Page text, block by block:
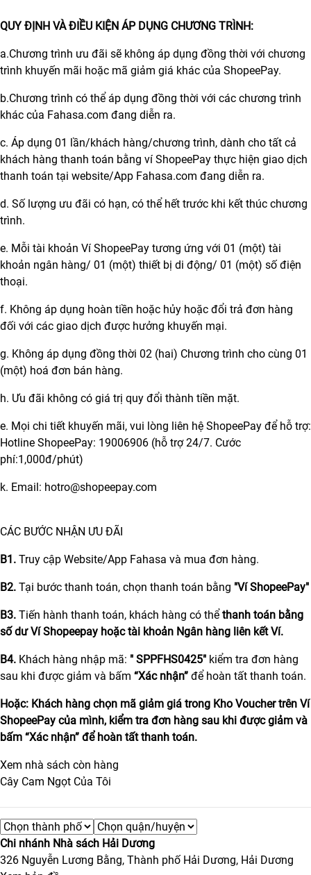
QUY ĐỊNH VÀ ĐIỀU KIỆN ÁP DỤNG CHƯƠNG TRÌNH:
a.Chương trình ưu đãi sẽ không áp dụng đồng thời với chương
trình khuyến mãi hoặc mã giảm giá khác của ShopeePay.
b.Chương trình có thể áp dụng đồng thời với các chương trình
khác của Fahasa.com đang diễn ra.
c. Áp dụng 01 lần/khách hàng/chương trình, dành cho tất cả
khách hàng thanh toán bằng ví ShopeePay thực hiện giao dịch
thanh toán tại website/App Fahasa.com đang diễn ra.
d. Số lượng ưu đãi có hạn, có thể hết trước khi kết thúc chương
trình.
e. Mỗi tài khoản Ví ShopeePay tương ứng với 01 (một) tài
khoản ngân hàng/ 01 (một) thiết bị di động/ 01 (một) số điện
thoại.
f. Không áp dụng hoàn tiền hoặc hủy hoặc đổi trả đơn hàng
đối với các giao dịch được hưởng khuyến mại.
g. Không áp dụng đồng thời 02 (hai) Chương trình cho cùng 01
(một) hoá đơn bán hàng.
h. Ưu đãi không có giá trị quy đổi thành tiền mặt.
e. Mọi chi tiết khuyến mãi, vui lòng liên hệ ShopeePay để hỗ trợ:
Hotline ShopeePay: 19006906 (hỗ trợ 24/7. Cước
phí:1,000đ/phút)
k. Email: hotro@shopeepay.com
CÁC BƯỚC NHẬN ƯU ĐÃI
B1. Truy cập Website/App Fahasa và mua đơn hàng.
B2. Tại bước thanh toán, chọn thanh toán bằng "Ví ShopeePay"
B3. Tiến hành thanh toán, khách hàng có thể thanh toán bằng
số dư Ví Shopeepay hoặc tài khoản Ngân hàng liên kết Ví.
B4. Khách hàng nhập mã: " SPPFHS0425" kiểm tra đơn hàng
sau khi được giảm và bấm “Xác nhận” để hoàn tất thanh toán.
Hoặc: Khách hàng chọn mã giảm giá trong Kho Voucher trên Ví
ShopeePay của mình, kiểm tra đơn hàng sau khi được giảm và
bấm “Xác nhận” để hoàn tất thanh toán.
Xem nhà sách còn hàng
Cây Cam Ngọt Của Tôi
Chi nhánh Nhà sách Hải Dương
326 Nguyễn Lương Bằng, Thành phố Hải Dương, Hải Dương